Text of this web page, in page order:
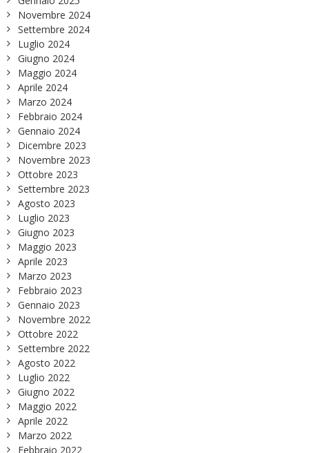
Novembre 2024
Settembre 2024
Luglio 2024
Giugno 2024
Maggio 2024
Aprile 2024
Marzo 2024
Febbraio 2024
Gennaio 2024
Dicembre 2023
Novembre 2023
Ottobre 2023
Settembre 2023
Agosto 2023
Luglio 2023
Giugno 2023
Maggio 2023
Aprile 2023
Marzo 2023
Febbraio 2023
Gennaio 2023
Novembre 2022
Ottobre 2022
Settembre 2022
Agosto 2022
Luglio 2022
Giugno 2022
Maggio 2022
Aprile 2022
Marzo 2022
Febbraio 2022